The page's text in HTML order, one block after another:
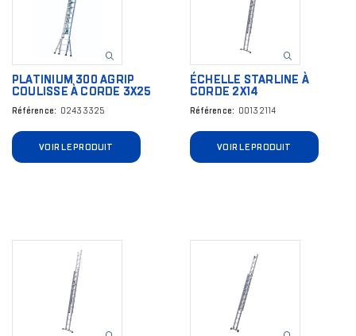
PLATINIUM 300 AGRIP
COULISSE À CORDE 3X25
Référence 02433325
VOIR LE PRODUIT
ÉCHELLE STARLINE À
CORDE 2X14
Référence 00132114
VOIR LE PRODUIT